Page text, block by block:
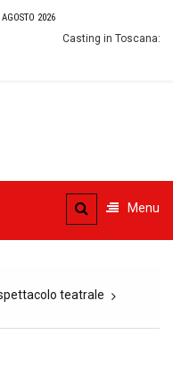
2026
Casting in Toscana: Si
Menu
teatrale